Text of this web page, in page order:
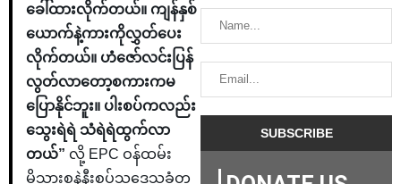
ခေါ်ထားလိုက်တယ်။ ကျန်နှစ်
ယောက်နဲ့ကားကိုလွှတ်ပေး
လိုက်တယ်။ ဟံဇော်လင်းပြန်
လွတ်လာတော့စကားကမ
ပြောနိုင်ဘူး။ ပါးစပ်ကလည်း
သွေးရဲရဲ သံရဲရဲထွက်လာ
တယ်” လို့ EPC ဝန်ထမ်း
မိသားစုနဲ့နီးစပ်သူဒေသခံတ